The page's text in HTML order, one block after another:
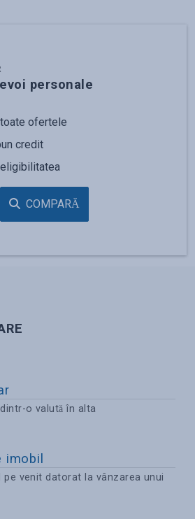
personale
ofertele
credit
COMPARĂ
o valută în alta
imobil
pe venit datorat la vânzarea unui